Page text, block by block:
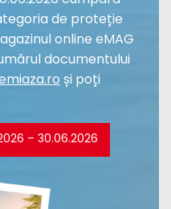
de proteție
online eMAG
documentului
și poți
– 30.06.2026